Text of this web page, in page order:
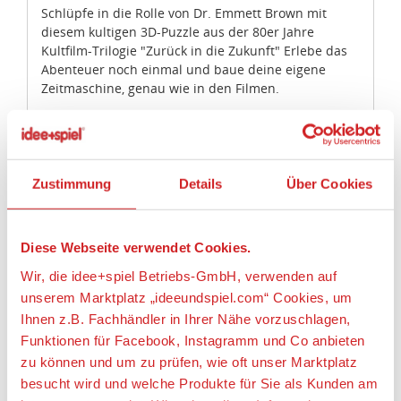
Zustimmung Details Über Cookies
Diese Webseite verwendet Cookies.
Wir, die idee+spiel Betriebs-GmbH, verwenden auf
unserem Marktplatz „ideeundspiel.com“ Cookies, um
Ihnen z.B. Fachhändler in Ihrer Nähe vorzuschlagen,
Funktionen für Facebook, Instagramm und Co anbieten
zu können und um zu prüfen, wie oft unser Marktplatz
besucht wird und welche Produkte für Sie als Kunden am
Schlüpfe in die Rolle von Dr. Emmett Brown mit
diesem kultigen 3D-Puzzle aus der 80er Jahre
Kultfilm-Trilogie "Zurück in die Zukunft" Erlebe das
Abenteuer noch einmal und baue deine eigene
Zeitmaschine, genau wie in den Filmen.
Mit 157 Teilen ist dieses Puzzle perfekt für jeden
angehenden Wissenschaftler oder Filmfan ab 10
Jahren. Das fertige Puzzle misst 349 mm x 157 mm x
210 mm und ist damit ein tolles Ausstellungsstück
für jeden Raum. Mit der beiliegenden, leicht
verständlichen Bauanleitung reist man im
Lieferumfang:
3D Puzzle aus der 80er Jahre Kultfilm-Trilogie
"Zurück in die Zukunft"
Altersempfehlung: 10+